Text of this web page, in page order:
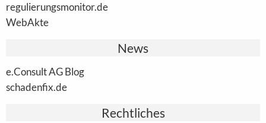
regulierungsmonitor.de
WebAkte
News
e.Consult AG Blog
schadenfix.de
Rechtliches